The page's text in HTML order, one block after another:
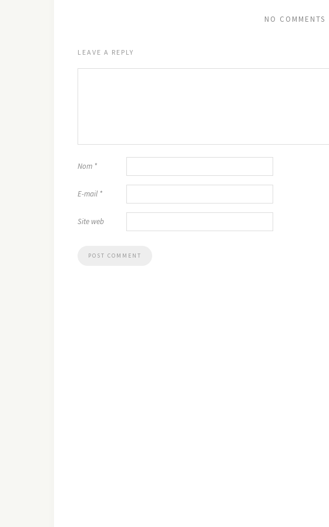
NO COMMENTS
LEAVE A REPLY
Nom *
E-mail *
Site web